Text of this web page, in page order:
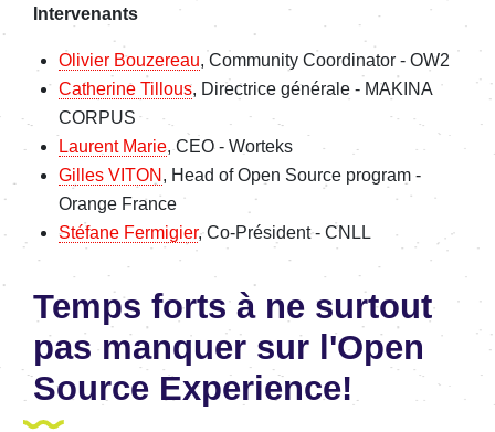
Intervenants
Olivier Bouzereau, Community Coordinator - OW2
Catherine Tillous, Directrice générale - MAKINA
CORPUS
Laurent Marie, CEO - Worteks
Gilles VITON , Head of Open Source program -
Orange France
Stéfane Fermigier, Co-Président - CNLL
Temps forts à ne surtout
pas manquer sur l'Open
Source Experience!